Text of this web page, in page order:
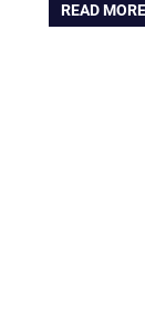
READ MORE